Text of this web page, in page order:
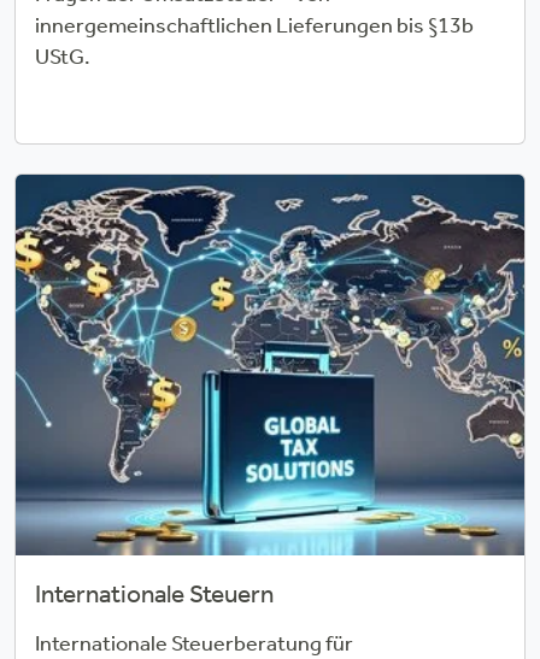
innergemeinschaftlichen Lieferungen bis §13b
UStG.
Internationale Steuern
Internationale Steuerberatung für